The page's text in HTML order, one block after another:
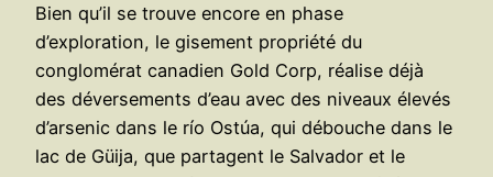
Bien qu’il se trouve encore en phase
d’exploration, le gisement propriété du
conglomérat canadien Gold Corp, réalise déjà
des déversements d’eau avec des niveaux élevés
d’arsenic dans le río Ostúa, qui débouche dans le
lac de Güija, que partagent le Salvador et le